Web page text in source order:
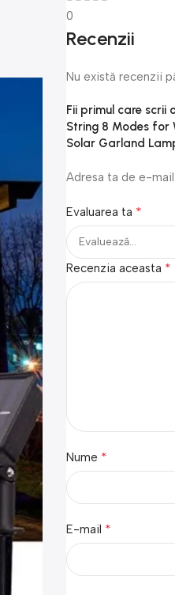
0
Recenzii
Nu există recenzii
Fii primul care scrii
String 8 Modes for
Solar Garland
Adresa ta de e-
Evaluarea ta *
Recenzia aceasta *
Nume *
E-mail *